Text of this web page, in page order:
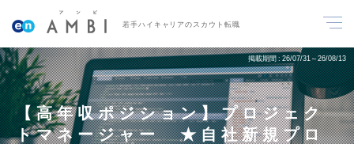
若手ハイキャリアのスカウト転職
掲載期間 26/07/31～26/08/13
【高年収ポジション】プロジェク
トマネージャー ★自社新規プロ